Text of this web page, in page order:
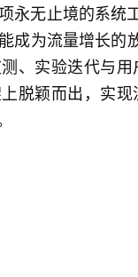
永无止境的系
成为流量增长
、实验迭代与
脱颖而出，实